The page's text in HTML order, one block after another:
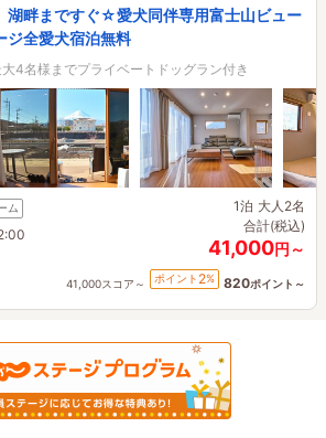
湖畔まですぐ☆愛犬同伴専用富士山ビュー
ジ全愛犬宿泊無料
4名様までプライベートドッグラン付き
ム
1泊 大人2名
合計(税込)
41,000円～
41,000スコア～ ポイント 2% 820ポイント～